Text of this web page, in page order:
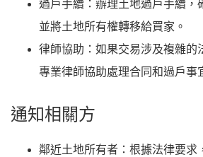
過戶手續 ：辦理土地過戶手續，
並將土地所有權轉移給買家。
律師協助 ：如果交易涉及複雜
專業律師協助處理合同和過戶事
通知相關方
鄰近土地所有者 ：根據法律要